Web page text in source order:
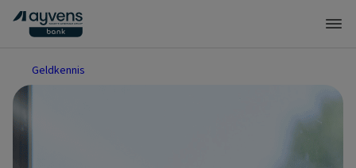
Geldkennis